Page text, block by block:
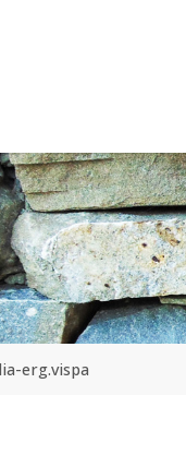
erg.vispa